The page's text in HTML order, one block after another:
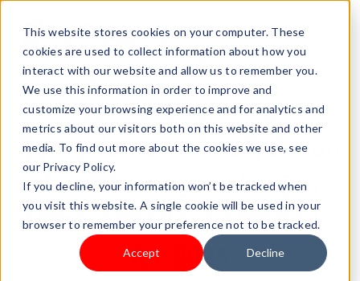
This website stores cookies on your computer. These
cookies are used to collect information about how you
interact with our website and allow us to remember you.
We use this information in order to improve and
customize your browsing experience and for analytics and
metrics about our visitors both on this website and other
media. To find out more about the cookies we use, see
our Privacy Policy.
If you decline, your information won’t be tracked when
you visit this website. A single cookie will be used in your
browser to remember your preference not to be tracked.
Accept Decline
29.04.2026 09:00:05 |MEHR VERKEHR BEKOMMEN
So finden und analysieren
Sie TikTok-Trends: Ein
umfassender Leitfaden
für 2026